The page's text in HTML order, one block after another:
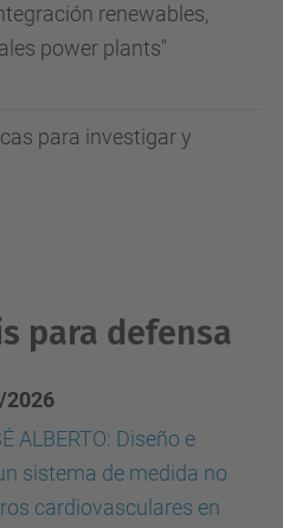
renewables,
power plants"
para investigar y
para defensa
2026
ALBERTO: Diseño e
sistema de medida no
cardiovasculares en